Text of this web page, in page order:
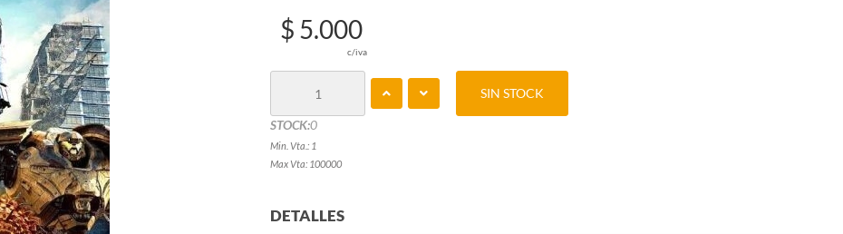
$ 5.000
c/iva
STOCK:0
Min. Vta.: 1
Max Vta: 100000
SIN STOCK
DETALLES